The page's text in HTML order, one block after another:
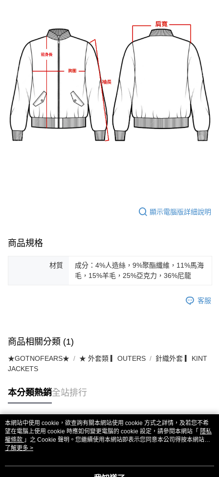
顯示電腦版詳細說明
商品規格
材質
成分：4%人造絲，9%聚酯纖維，11%馬海
毛，15%羊毛，25%亞克力，36%尼龍
客服
商品相關分類 (1)
★GOTNOFEARS★ ★ 外套類 ▎OUTERS
針織外套 ▎KINT
JACKETS
本分類熱銷全站排行
熱門標籤
本網站中使用 cookie，欲查詢有關本網站使用 cookie 方式之詳情，及若您不希
望在電腦上使用 cookie 時應如何變更電腦的 cookie 設定，請參閱本網站「 隱私
權條款 」之 Cookie 聲明。您繼續使用本網站即表示您同意本公司得按本網站使
用條款之 Cookie 聲明使用 cookie。
了解更多 >